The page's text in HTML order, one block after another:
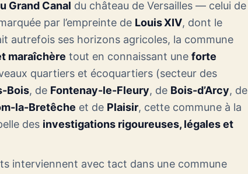
Grand Canal du château de Versailles — celui de
par l’empreinte de Louis XIV, dont le
autrefois ses horizons agricoles, la commune
maraîchère tout en connaissant uneforte
quartiers et écoquartiers (secteur des
Bois, de Fontenay-le-Fleury, de Bois-d’Arcy, de
la-Bretêche et de Plaisir, cette commune à la
des investigations rigoureuses, légales et
interviennent avec tact dans une commune